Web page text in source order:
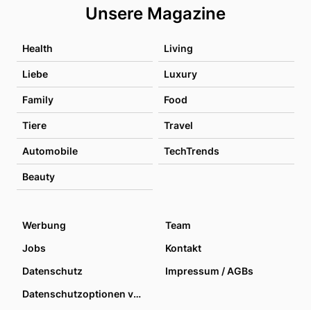
Unsere Magazine
Health Living
Liebe Luxury
Family Food
Tiere Travel
Automobile TechTrends
Beauty
Werbung
Team
Jobs
Kontakt
Datenschutz
Impressum / AGBs
Datenschutzoptionen verwalten